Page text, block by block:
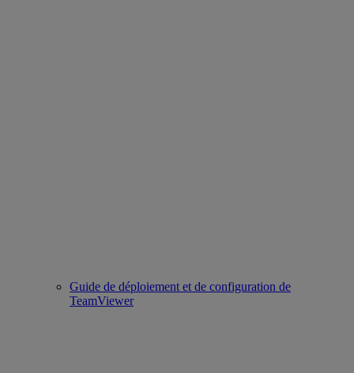
Guide de déploiement et de configuration de
TeamViewer